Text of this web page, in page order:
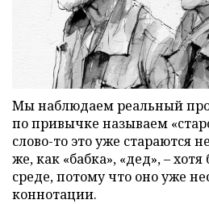
Мы наблюдаем реальный
по привычке называем
слово-то это уже стараются
же, как «бабка», «дед», –
среде, потому что оно уже
коннотации.